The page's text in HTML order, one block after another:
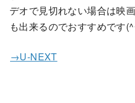
デオで見切れない場合は映
も出来るのでおすすめです
→U-NEXT